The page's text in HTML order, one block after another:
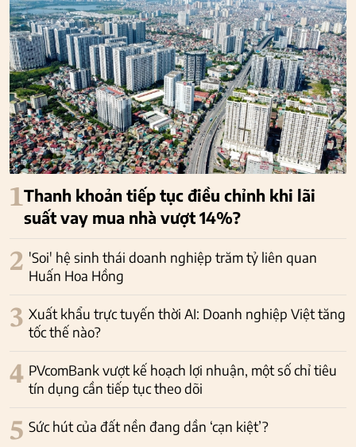
1Thanh khoản tiếp tục điều chỉnh khi lãi
suất vay mua nhà vượt 14%?
2 'Soi' hệ sinh thái doanh nghiệp trăm tỷ liên quan
Huấn Hoa Hồng
3 Xuất khẩu trực tuyến thời AI: Doanh nghiệp Việt tăng
tốc thế nào?
4 PVcomBank vượt kế hoạch lợi nhuận, một số chỉ tiêu
tín dụng cần tiếp tục theo dõi
5 Sức hút của đất nền đang dần ‘cạn kiệt’?